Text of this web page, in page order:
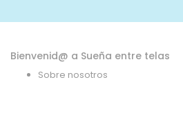
Bienvenid@ a Sueña entre telas
Sobre nosotros